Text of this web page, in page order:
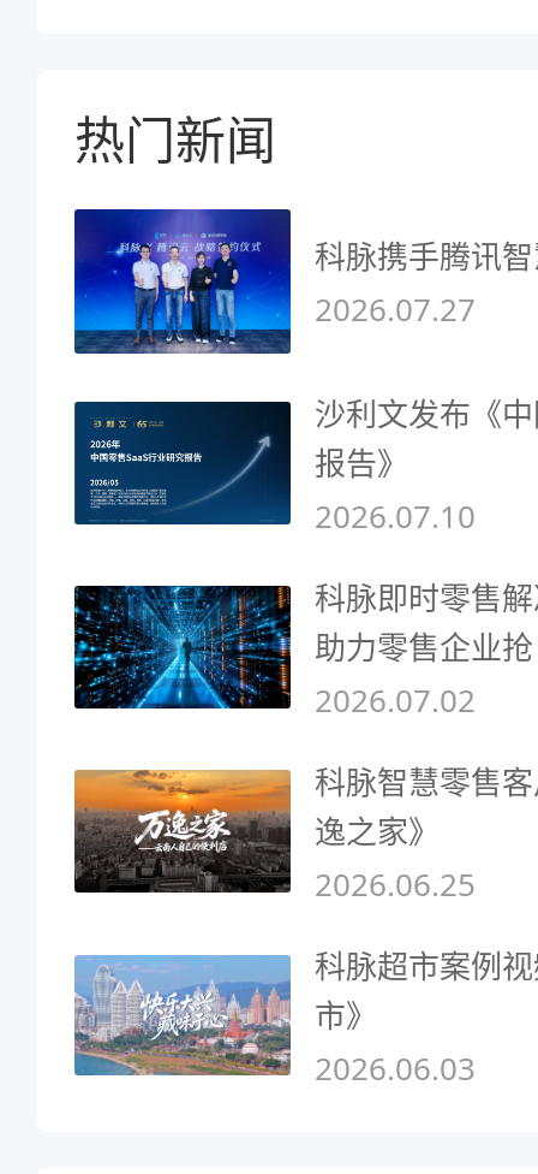
热门新闻
科脉携手腾讯
2026.07.27
沙利文发布《
报告》
2026.07.10
科脉即时零售
助力零售企业
2026.07.02
科脉智慧零售
逸之家》
2026.06.25
科脉超市案例
市》
2026.06.03